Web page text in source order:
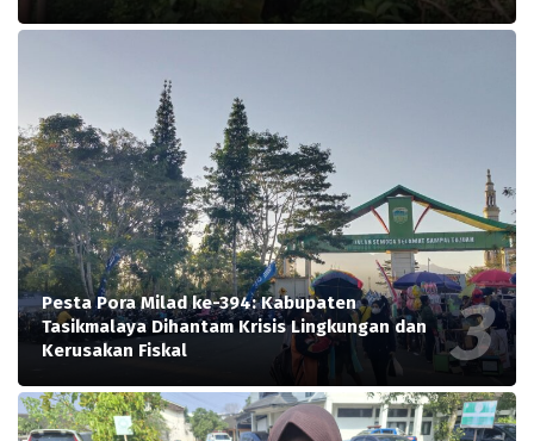
Pesta Pora Milad ke-394: Kabupaten
Tasikmalaya Dihantam Krisis Lingkungan dan
Kerusakan Fiskal